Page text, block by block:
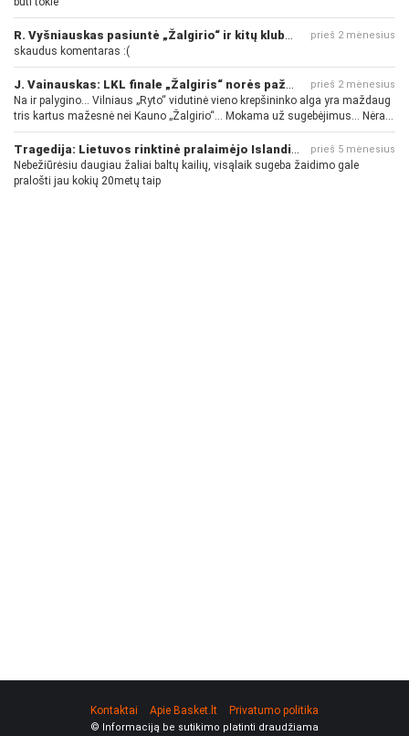
prieš 2 mėnesius
skaudus komentaras :(
prieš 2 mėnesius
Na ir palygino... Vilniaus „Ryto“ vidutinė vieno krepšininko alga yra maždaug
tris kartus mažesnė nei Kauno „Žalgirio“... Mokama už sugebėjimus... Nėra
pinigų - nėra gerų žaidėjų...
prieš 5 mėnesius
Nebežiūrėsiu daugiau žaliai baltų kailių, visąlaik sugeba žaidimo gale
pralošti jau kokių 20metų taip
Kontaktai Apie Basket.lt Privatumo politika
© Informaciją be sutikimo platinti draudžiama